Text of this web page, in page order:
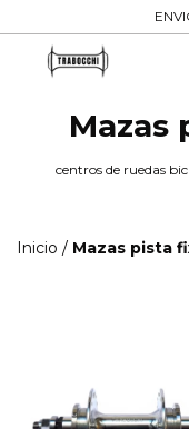
Mazas
centros de ruedas
Inicio / Mazas pista